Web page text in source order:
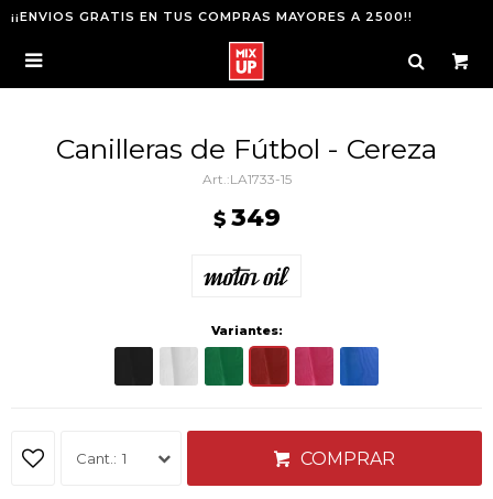
¡¡ENVIOS GRATIS EN TUS COMPRAS MAYORES A 2500!!

Canilleras de Fútbol - Cereza
LA1733-15
$ 349
Variantes:
1 COMPRAR